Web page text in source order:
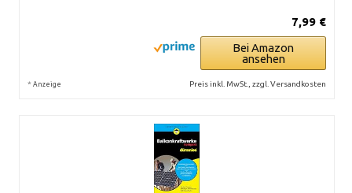
7,99 €
Bei Amazon
ansehen
* Anzeige Preis inkl. MwSt., zzgl. Versandkosten